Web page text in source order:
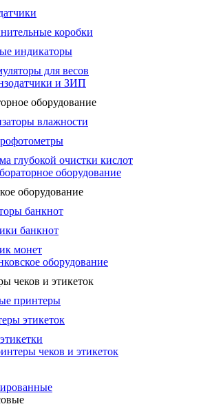
коробки
индикаторы
для весов
и ЗИП
оборудование
влажности
глубокой очистки кислот
оборудование
оборудование
банкнот
банкнот
монет
оборудование
чеков и этикеток
принтеры
этикеток
чеков и этикеток